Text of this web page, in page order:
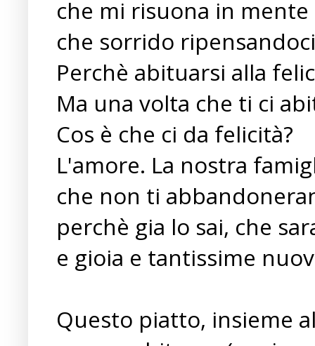
che mi risuona in
che sorrido
Perchè abituarsi alla
Ma una volta che ti ci
Cos è che ci da felicità?
L'amore. La nostra
che non ti
perchè gia lo sai, che
e gioia e tantissime
Questo piatto, insieme